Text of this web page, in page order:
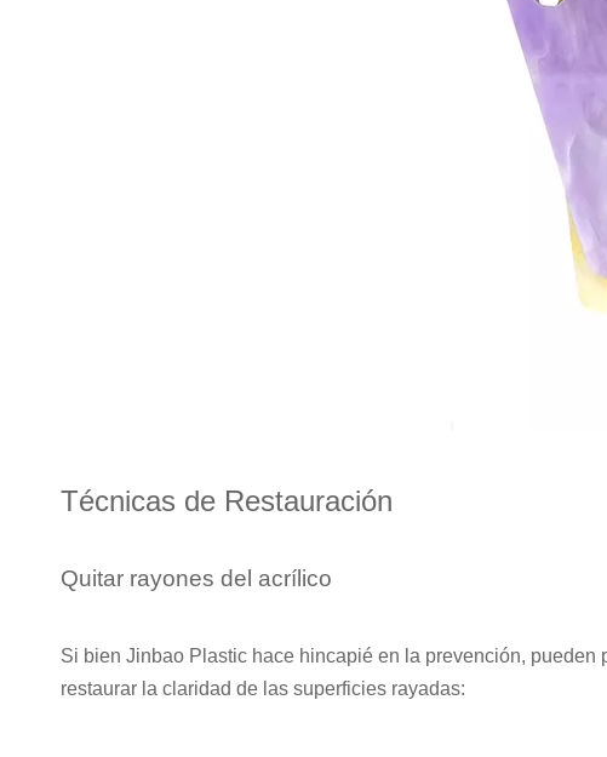
Técnicas de Restauración
Quitar rayones del acrílico
Si bien Jinbao Plastic hace hincapié en la prevención,
restaurar la claridad de las superficies rayadas: